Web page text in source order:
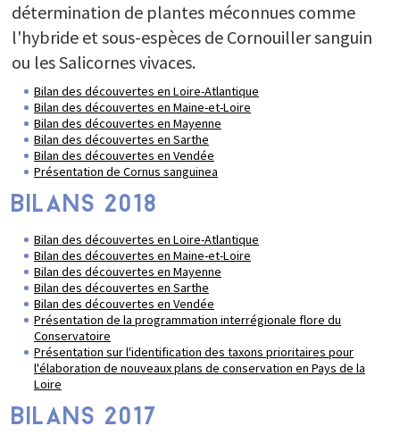
détermination de plantes méconnues comme
l'hybride et sous-espèces de Cornouiller sanguin
ou les Salicornes vivaces.
Bilan des découvertes en Loire-Atlantique
Bilan des découvertes en Maine-et-Loire
Bilan des découvertes en Mayenne
Bilan des découvertes en Sarthe
Bilan des découvertes en Vendée
Présentation de Cornus sanguinea
BILANS 2018
Bilan des découvertes en Loire-Atlantique
Bilan des découvertes en Maine-et-Loire
Bilan des découvertes en Mayenne
Bilan des découvertes en Sarthe
Bilan des découvertes en Vendée
Présentation de la programmation interrégionale flore du
Conservatoire
Présentation sur l'identification des taxons prioritaires pour
l'élaboration de nouveaux plans de conservation en Pays de la
Loire
BILANS 2017